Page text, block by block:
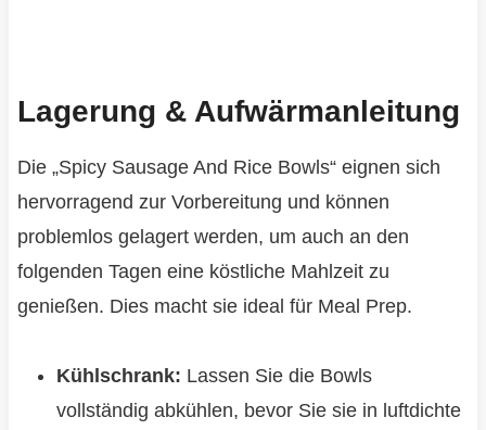
Lagerung & Aufwärmanleitung
Die „Spicy Sausage And Rice Bowls“ eignen sich
hervorragend zur Vorbereitung und können
problemlos gelagert werden, um auch an den
folgenden Tagen eine köstliche Mahlzeit zu
genießen. Dies macht sie ideal für Meal Prep.
Kühlschrank: Lassen Sie die Bowls
vollständig abkühlen, bevor Sie sie in luftdichte